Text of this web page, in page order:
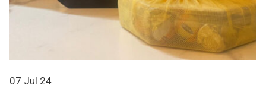
07 Jul 24